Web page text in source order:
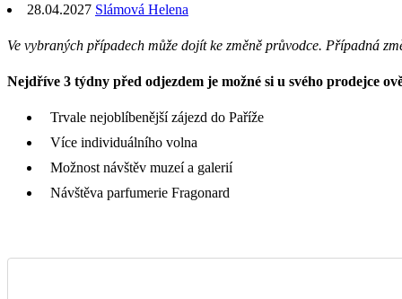
28.04.2027 Slámová Helena
Ve vybraných případech může dojít ke změně průvodce. Případná
Nejdříve 3 týdny před odjezdem je možné si u svého prodejce
Trvale nejoblíbenější zájezd do Paříže
Více individuálního volna
Možnost návštěv muzeí a galerií
Návštěva parfumerie Fragonard